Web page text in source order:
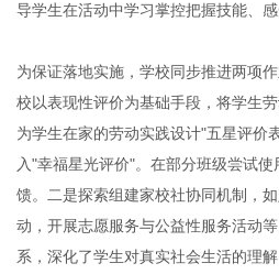
导学生在活动中学习掌控把握技能、感
为保证落地实施，学校同步推进两项
校以表现性评价为基础手段，将学生
为学生在家的劳动实践设计"五星评价
入"幸福星光评价"。在部分班级尝试
馈。二是探索组建家校社协同机制，
动，开展志愿服务与公益性服务活动
系，深化了学生对真实社会生活的理